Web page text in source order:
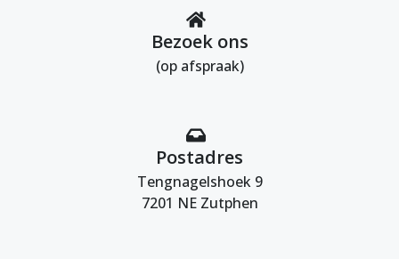
Bezoek ons
(op afspraak)
Postadres
Tengnagelshoek 9
7201 NE Zutphen